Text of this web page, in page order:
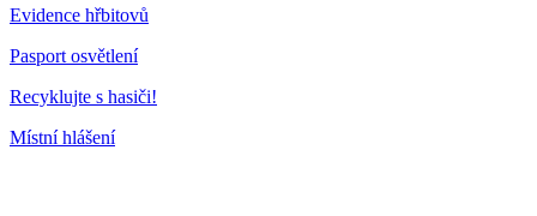
Evidence hřbitovů
Pasport osvětlení
Recyklujte s hasiči!
Místní hlášení